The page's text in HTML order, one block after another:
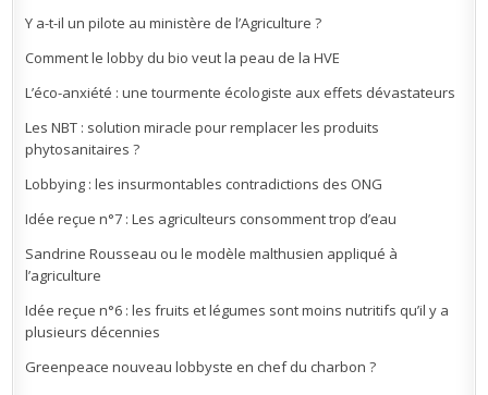
Y a-t-il un pilote au ministère de l’Agriculture ?
Comment le lobby du bio veut la peau de la HVE
L’éco-anxiété : une tourmente écologiste aux effets dévastateurs
Les NBT : solution miracle pour remplacer les produits
phytosanitaires ?
Lobbying : les insurmontables contradictions des ONG
Idée reçue n°7 : Les agriculteurs consomment trop d’eau
Sandrine Rousseau ou le modèle malthusien appliqué à
l’agriculture
Idée reçue n°6 : les fruits et légumes sont moins nutritifs qu’il y a
plusieurs décennies
Greenpeace nouveau lobbyste en chef du charbon ?